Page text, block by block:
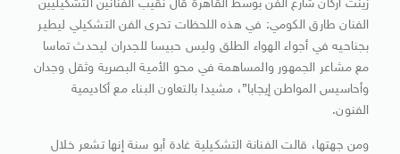
زينت أركان شارع الفن بوسط القاهرة قال نقيب الفنانين التشكيليين
الفنان طارق الكومي: في هذه اللحظات تحرى الفن التشكيلي ليطير
بجناحيه في أجواء الهواء الطلق وليس حبيسا للجدران ليحدث تماسا
مع مشاعر الجمهور والمساهمة في محو الأمية البصرية وثقل وجدان
وأحاسيس المواطن إيجابا”، مشيدا بالتعاون البناء مع أكاديمية
الفنون.
ومن جهتها، قالت الفنانة التشكيلية غادة أبو سنة إنها تشعر خلال